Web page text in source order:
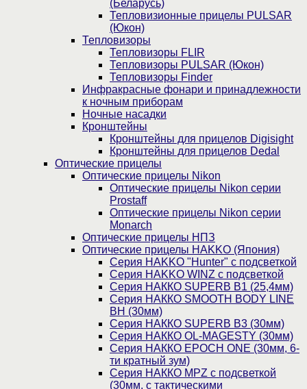
(Беларусь)
Тепловизионные прицелы PULSAR
(Юкон)
Тепловизоры
Тепловизоры FLIR
Тепловизоры PULSAR (Юкон)
Тепловизоры Finder
Инфракрасные фонари и принадлежности
к ночным приборам
Ночные насадки
Кронштейны
Кронштейны для прицелов Digisight
Кронштейны для прицелов Dedal
Оптические прицелы
Оптические прицелы Nikon
Оптические прицелы Nikon серии
Prostaff
Оптические прицелы Nikon серии
Monarch
Оптические прицелы НПЗ
Оптические прицелы HAKKO (Япония)
Cерия HAKKO "Hunter" с подсветкой
Серия НAKKO WINZ с подсветкой
Серия НАККО SUPERB B1 (25,4мм)
Серия НАККО SMOOTH BODY LINE
BH (30мм)
Серия НАККО SUPERB B3 (30мм)
Серия НАККО OL-MAGESTY (30мм)
Серия НАККО EPOCH ONE (30мм, 6-
ти кратный зум)
Серия НАККО MPZ с подсветкой
(30мм, c тактическими